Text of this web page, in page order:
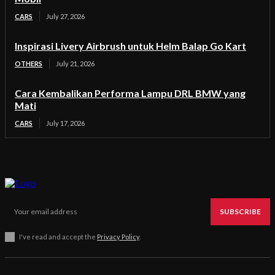
CARS July 27, 2026
Inspirasi Livery Airbrush untuk Helm Balap Go Kart
OTHERS July 21, 2026
Cara Kembalikan Performa Lampu DRL BMW yang
Mati
CARS July 17, 2026
SUBSCRIBE
I've read and accept the Privacy Policy.